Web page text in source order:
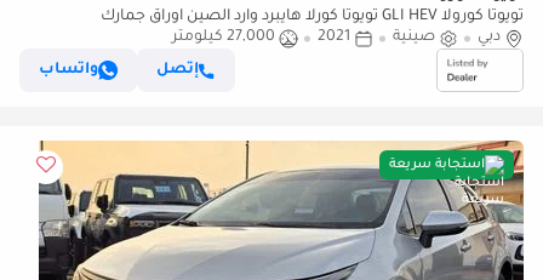
تويوتا كورولا GLI HEV تويوتا كورلا هايبرد وارد الصين اوراق جمارك
دبي
صينية 2021
27,000 كيلومتر
إتصل
واتساب
استجابة سريعة